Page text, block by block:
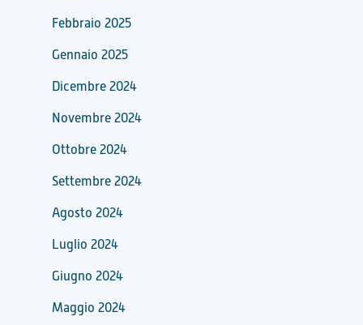
Febbraio 2025
Gennaio 2025
Dicembre 2024
Novembre 2024
Ottobre 2024
Settembre 2024
Agosto 2024
Luglio 2024
Giugno 2024
Maggio 2024